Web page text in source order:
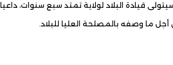
قيادة البلاد لولاية تمتد سبع سنوات، داعيا
أجل ما وصفه بالمصلحة العليا للبلاد.